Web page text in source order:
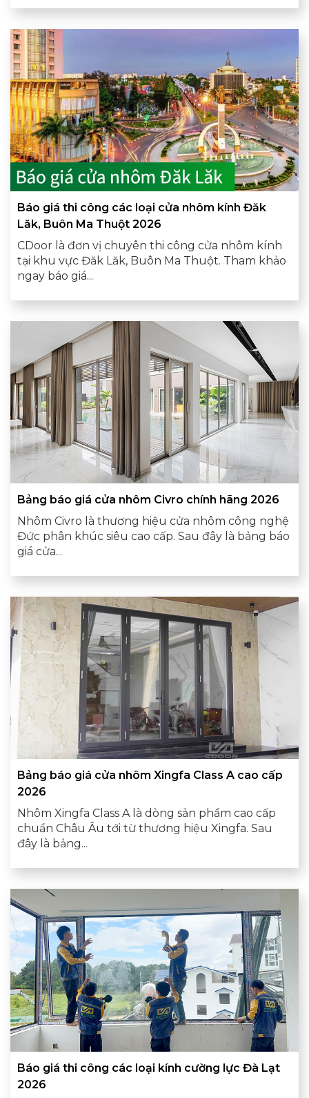
Báo giá thi công các loại cửa nhôm kính Đăk
Lăk, Buôn Ma Thuột 2026
CDoor là đơn vị chuyên thi công cửa nhôm kính
tại khu vực Đăk Lăk, Buôn Ma Thuột. Tham khảo
ngay báo giá...
Bảng báo giá cửa nhôm Civro chính hãng 2026
Nhôm Civro là thương hiệu cửa nhôm công nghệ
Đức phân khúc siêu cao cấp. Sau đây là bảng báo
giá cửa...
Bảng báo giá cửa nhôm Xingfa Class A cao cấp
2026
Nhôm Xingfa Class A là dòng sản phẩm cao cấp
chuẩn Châu Âu tới từ thương hiệu Xingfa. Sau
đây là bảng...
Báo giá thi công các loại kính cường lực Đà Lạt
2026